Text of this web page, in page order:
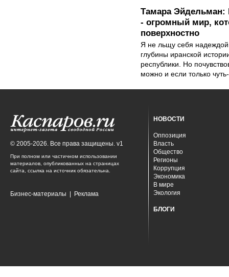
Тамара Эйдельман:
- огромный мир,
поверхностно
Я не льщу себя
глубины иранской
республики. Но
можно и если только
© 2005-2026. Все права защищены. v1
При полном или частичном использовании
материалов, опубликованных на страницах
сайта, ссылка на источник обязательна.
Бизнес-материалы Реклама
НОВОСТИ
Оппозиция
Власть
Общество
Регионы
Коррупция
Экономика
В мире
Экология
БЛОГИ